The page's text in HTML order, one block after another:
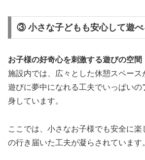
③ 小さな子どもも安心して遊べ
お子様の好奇心を刺激する遊びの空間
施設内では、広々とした休憩スペース
遊びに夢中になれる工夫でいっぱいの
身しています。
ここでは、小さなお子様でも安全に
の行き届いた工夫が凝らされています